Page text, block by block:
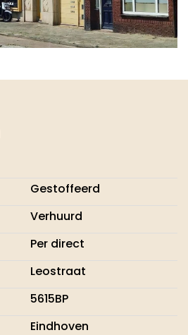
Gestoffeerd
Verhuurd
Per direct
Leostraat
5615BP
Eindhoven